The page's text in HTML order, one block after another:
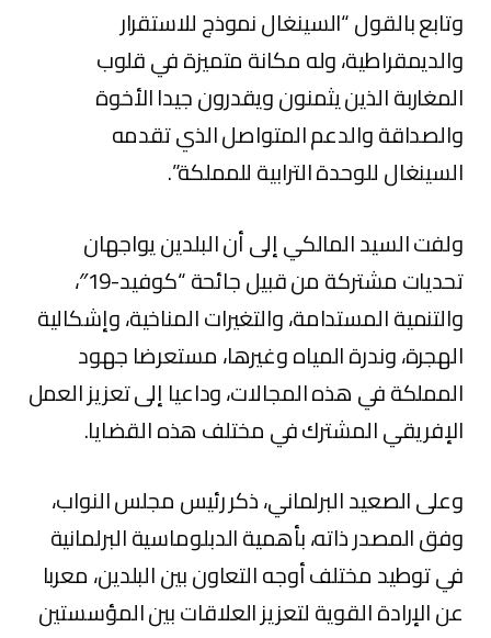
وتابع بالقول “السينغال نموذج للاستقرار
والديمقراطية، وله مكانة متميزة في قلوب
المغاربة الذين يثمنون ويقدرون جيدا الأخوة
والصداقة والدعم المتواصل الذي تقدمه
السينغال للوحدة الترابية للمملكة”.
ولفت السيد المالكي إلى أن البلدين يواجهان
تحديات مشتركة من قبيل جائحة “كوفيد-19″،
والتنمية المستدامة، والتغيرات المناخية، وإشكالية
الهجرة، وندرة المياه وغيرها، مستعرضا جهود
المملكة في هذه المجالات، وداعيا إلى تعزيز العمل
الإفريقي المشترك في مختلف هذه القضايا.
وعلى الصعيد البرلماني، ذكر رئيس مجلس النواب،
وفق المصدر ذاته، بأهمية الدبلوماسية البرلمانية
في توطيد مختلف أوجه التعاون بين البلدين، معربا
عن الإرادة القوية لتعزيز العلاقات بين المؤسستين